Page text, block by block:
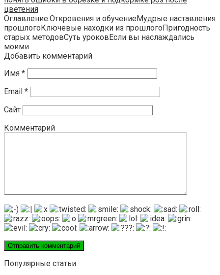
цветения
Оглавление:Откровения и обучениеМудрые наставления
прошлогоКлючевые находки из прошлогоПригодность
старых методовСуть уроковЕсли вы наслаждались
моими
Добавить комментарий
Имя *
Email *
Сайт
Комментарий
Популярные статьи